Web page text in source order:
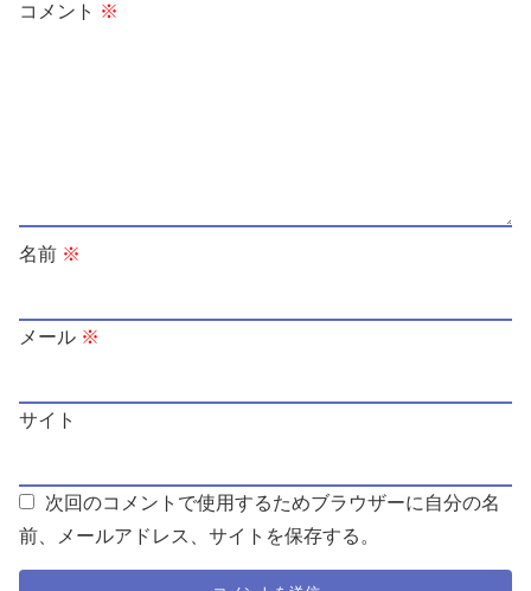
コメント ※
名前 ※
メール ※
サイト
次回のコメントで使用するためブラウザーに自分の名
前、メールアドレス、サイトを保存する。